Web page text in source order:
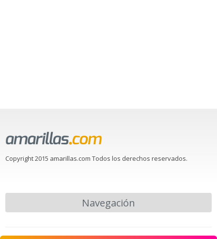
Copyright 2015 amarillas.com Todos los derechos reservados.
Navegación